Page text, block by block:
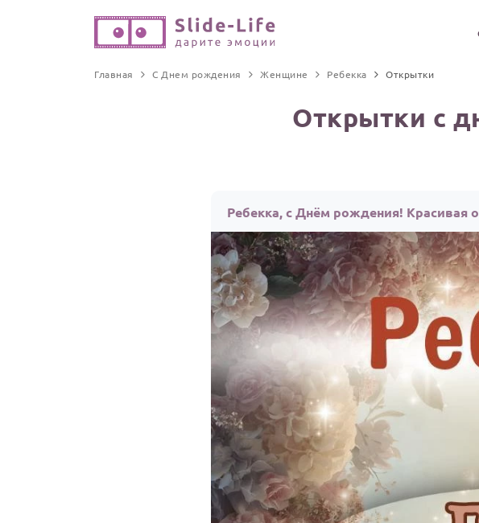
Главная С Днем рождения Женщине Ребекка Открытки
Открытки с
Ребекка, с Днём рождения! Красивая